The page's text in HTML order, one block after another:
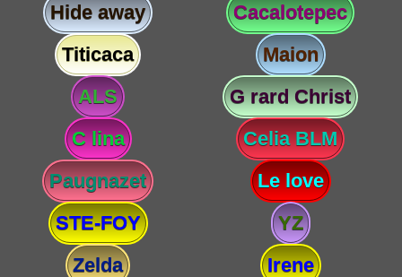
Hide away
Cacalotepec
Titicaca
Maion
ALS
G rard Christ
C lina
Celia BLM
Paugnazet
Le love
STE-FOY
YZ
Zelda
Irene